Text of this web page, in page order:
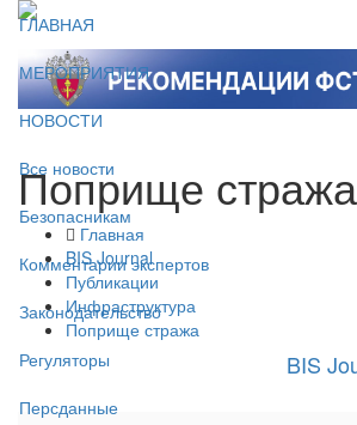
ГЛАВНАЯ
МЕРОПРИЯТИЯ
НОВОСТИ
Все новости
Безопасникам
Комментарии экспертов
Законодательство
Регуляторы
Персданные
Поприще стража
Главная
BIS Journal
Публикации
Инфраструктура
Поприще стража
BIS